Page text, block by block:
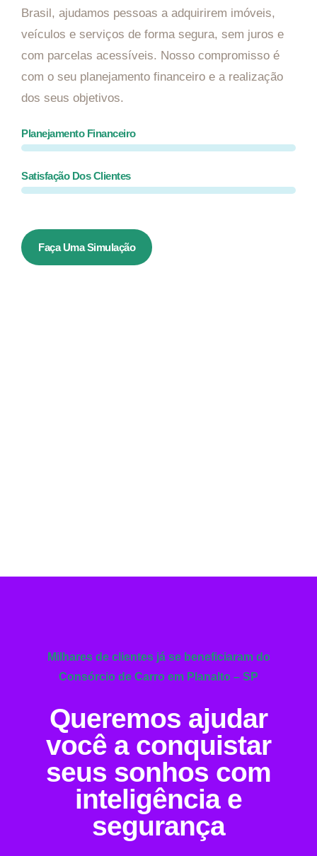
Brasil, ajudamos pessoas a adquirirem imóveis,
veículos e serviços de forma segura, sem juros e
com parcelas acessíveis. Nosso compromisso é
com o seu planejamento financeiro e a realização
dos seus objetivos.
Planejamento Financeiro
Satisfação Dos Clientes
Faça Uma Simulação
Milhares de clientes já se beneficiaram do
Consórcio de Carro em Planalto – SP
Queremos ajudar
você a conquistar
seus sonhos com
inteligência e
segurança